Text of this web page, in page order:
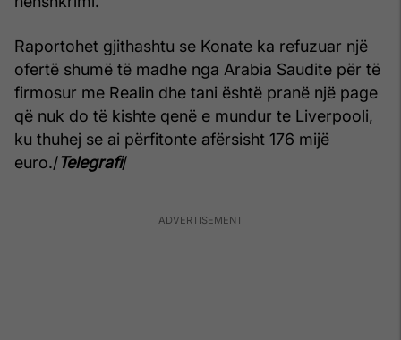
Raportohet gjithashtu se Konate ka refuzuar një
ofertë shumë të madhe nga Arabia Saudite për të
firmosur me Realin dhe tani është pranë një page
që nuk do të kishte qenë e mundur te Liverpooli,
ku thuhej se ai përfitonte afërsisht 176 mijë
euro./Telegrafi/